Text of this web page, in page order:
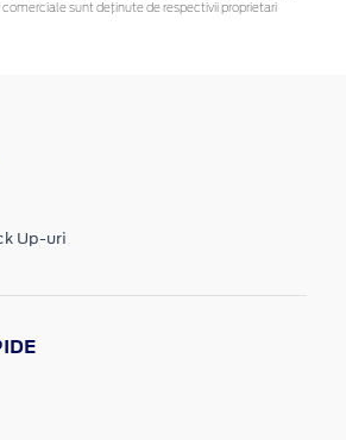
sunt deținute de respectivii proprietari
Up-uri